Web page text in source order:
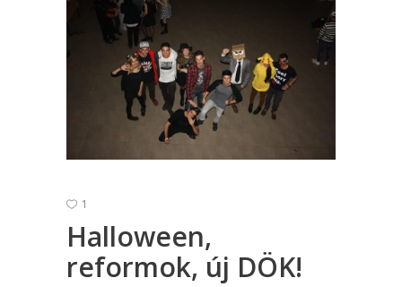
1
Halloween,
reformok, új DÖK!